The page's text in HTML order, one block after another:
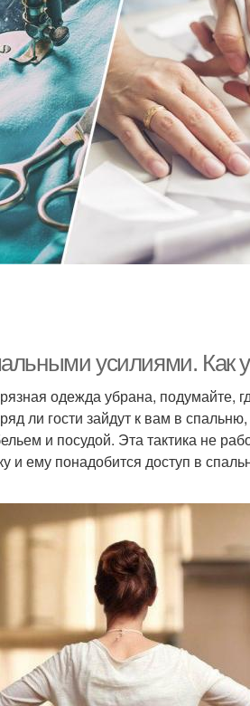
усилиями. Как
одежда убрана, подумайте,
ли гости зайдут к вам в
и посудой. Эта тактика не
и ему понадобится доступ в